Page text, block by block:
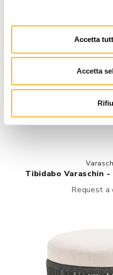
Accetta
Accetta
Tibidabo Varaschin
Request a